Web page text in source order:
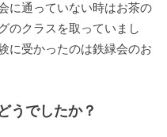
に通っていない時はお茶の
のクラスを取っていまし
に受かったのは鉄緑会のお
うでしたか？